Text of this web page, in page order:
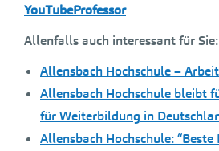
YouTubeProfessor
Allenfalls auch interessant für Sie:
Allensbach Hochschule –
Allensbach Hochschule bleibt
für Weiterbildung in
Allensbach Hochschule: